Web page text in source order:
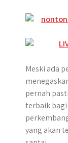
Meski ada
pernah
terbaik
yang akan